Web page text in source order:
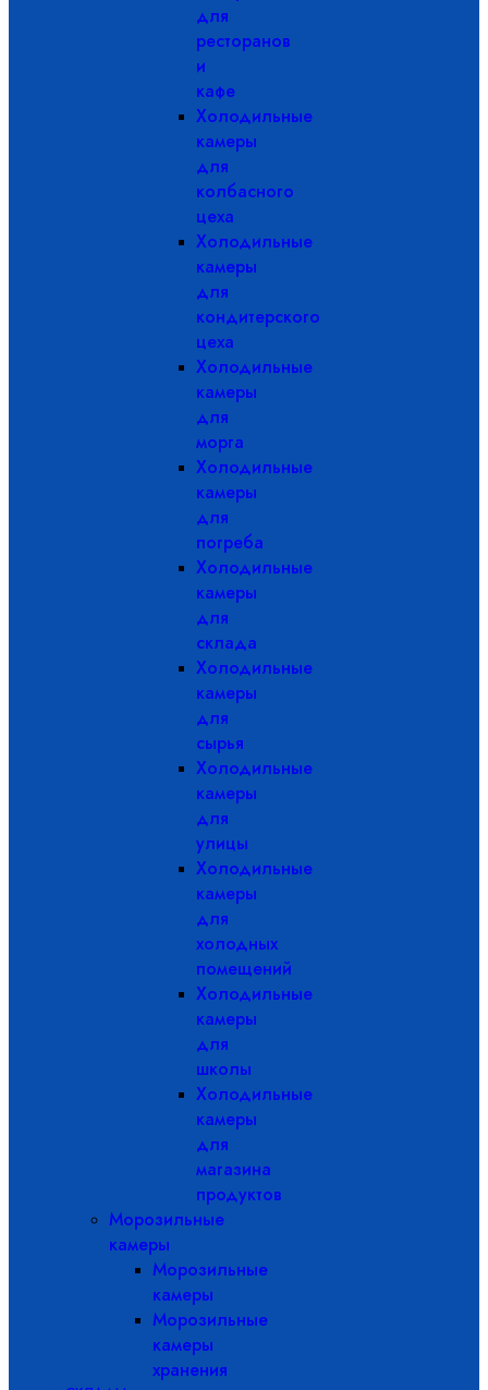
для
ресторанов
и
кафе
Холодильные
камеры
для
колбасного
цеха
Холодильные
камеры
для
кондитерского
цеха
Холодильные
камеры
для
морга
Холодильные
камеры
для
погреба
Холодильные
камеры
для
склада
Холодильные
камеры
для
сырья
Холодильные
камеры
для
улицы
Холодильные
камеры
для
холодных
помещений
Холодильные
камеры
для
школы
Холодильные
камеры
для
магазина
продуктов
Морозильные
камеры
Морозильные
камеры
Морозильные
камеры
хранения